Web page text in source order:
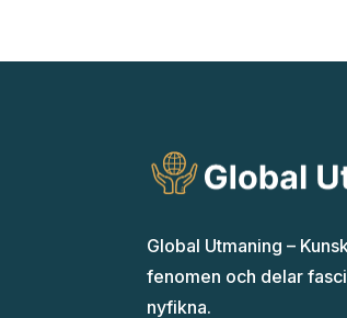
Global Utmaning –
fenomen och delar
nyfikna.